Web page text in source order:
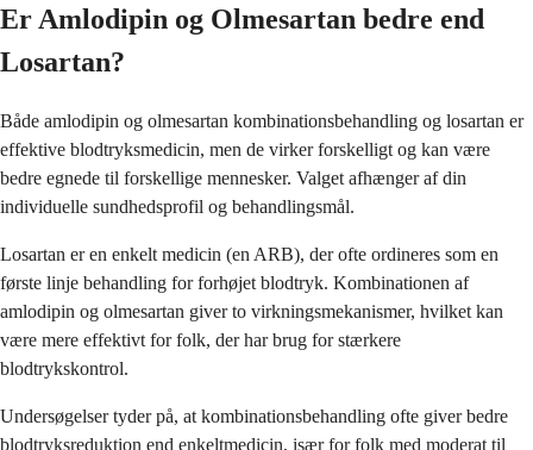
Er Amlodipin og Olmesartan bedre end
Losartan?
Både amlodipin og olmesartan kombinationsbehandling og losartan er
effektive blodtryksmedicin, men de virker forskelligt og kan være
bedre egnede til forskellige mennesker. Valget afhænger af din
individuelle sundhedsprofil og behandlingsmål.
Losartan er en enkelt medicin (en ARB), der ofte ordineres som en
første linje behandling for forhøjet blodtryk. Kombinationen af
amlodipin og olmesartan giver to virkningsmekanismer, hvilket kan
være mere effektivt for folk, der har brug for stærkere
blodtrykskontrol.
Undersøgelser tyder på, at kombinationsbehandling ofte giver bedre
blodtryksreduktion end enkeltmedicin, især for folk med moderat til